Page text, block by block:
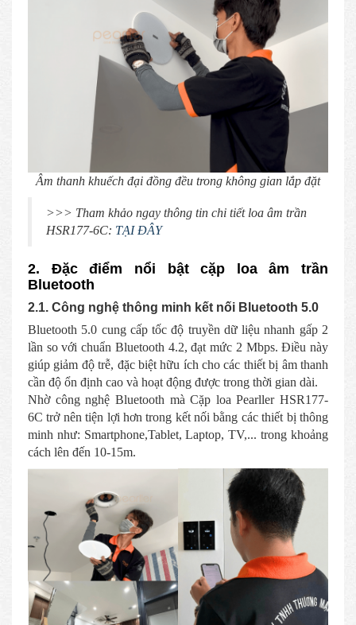
Âm thanh khuếch đại đồng đều trong không gian lắp đặt
>>> Tham khảo ngay thông tin chi tiết loa âm trần
HSR177-6C: TẠI ĐÂY
2. Đặc điểm nổi bật cặp loa âm trần
Bluetooth
2.1. Công nghệ thông minh kết nối Bluetooth 5.0
Bluetooth 5.0 cung cấp tốc độ truyền dữ liệu nhanh gấp 2
lần so với chuẩn Bluetooth 4.2, đạt mức 2 Mbps. Điều này
giúp giảm độ trễ, đặc biệt hữu ích cho các thiết bị âm thanh
cần độ ổn định cao và hoạt động được trong thời gian dài.
Nhờ công nghệ Bluetooth mà Cặp loa Pearller HSR177-
6C trở nên tiện lợi hơn trong kết nối bằng các thiết bị thông
minh như: Smartphone,Tablet, Laptop, TV,... trong khoảng
cách lên đến 10-15m.